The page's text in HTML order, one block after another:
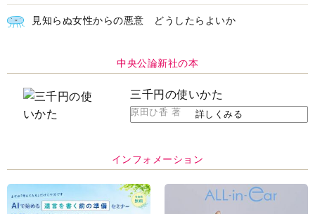
中央公論新社の本
三千円の使いかた
原田ひ香 著
インフォメーション